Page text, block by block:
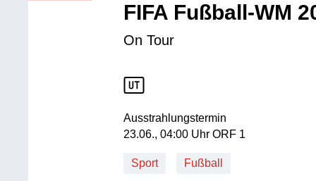
FIFA Fußball-WM
On Tour
Ausstrahlungstermin
23. Juni, 04:00 Uhr in ORF 1
23.06., 04:00 Uhr ORF 1
Sport Fußball